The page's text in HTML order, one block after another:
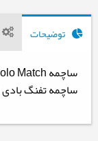
توضیحات
ساچمه AirArms Diabolo Match کالیبر 4.5 - 8.02 گرین
ساچمه تفنگ بادی